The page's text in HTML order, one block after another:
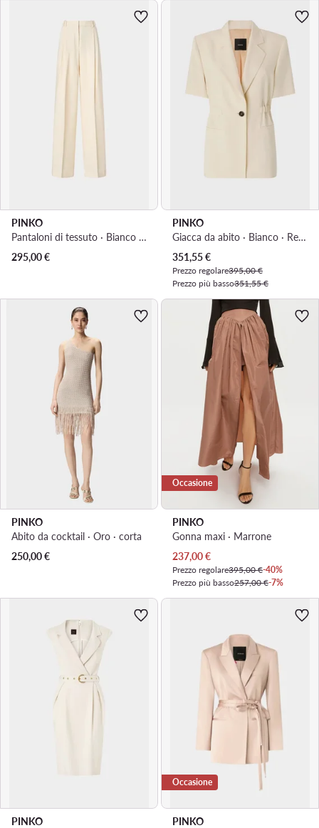
PINKO
Pantaloni di tessuto · Bianco · Regular Fit
295,00€
PINKO
Giacca da abito · Bianco · Regular Fit
Prezzo attuale
351,55€
Prezzo regolare395,00 €
Prezzo più basso351,55 €
PINKO
Abito da cocktail · Oro · corta
250,00€
Occasione
PINKO
Gonna maxi · Marrone
Prezzo attuale
237,00€
Prezzo regolare395,00 €-40%
Prezzo più basso257,00 €-7%
PINKO
Occasione
PINKO